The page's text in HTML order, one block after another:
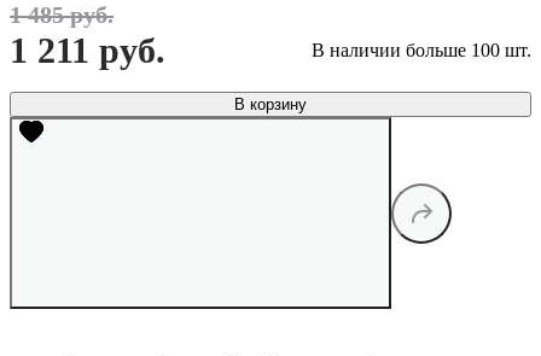
1 485 руб.
1 211 руб. В наличии больше 100 шт.
В корзину